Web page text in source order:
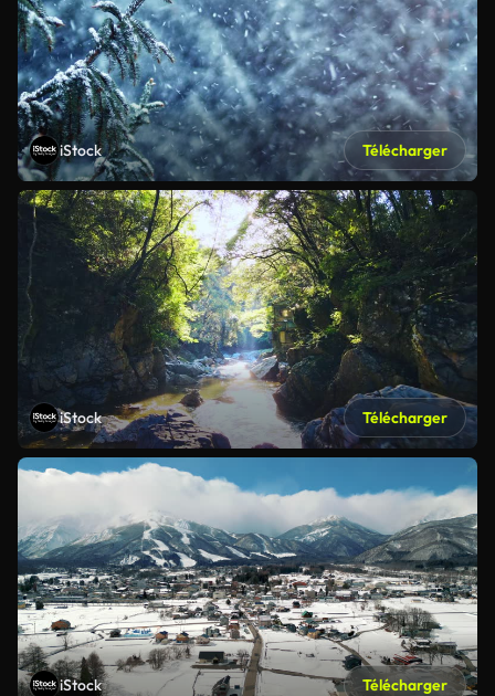
iStock Télécharger
iStock Télécharger
iStock Télécharger